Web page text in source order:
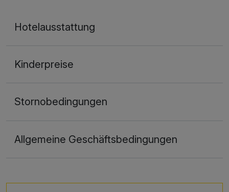
Hotelausstattung
Kinderpreise
Stornobedingungen
Allgemeine Geschäftsbedingungen